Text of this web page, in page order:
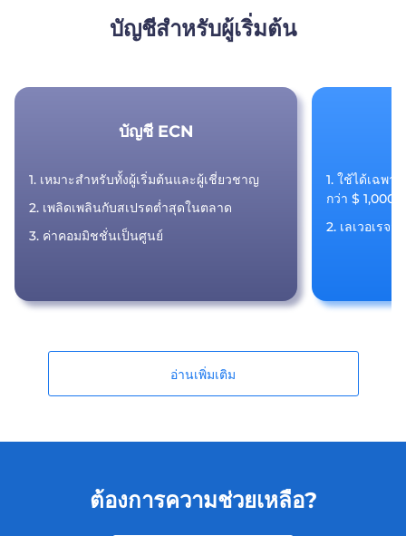
บัญชีสำหรับผู้เริ่มต้น
บัญชี ECN
1. เหมาะสำหรับทั้งผู้เริ่มต้นและผู้เชี่ยวชาญ
2. เพลิดเพลินกับสเปรดต่ำสุดในตลาด
3. ค่าคอมมิชชั่นเป็นศูนย์
1. ใช้ได้เฉพา
กว่า $ 1,000
2. เลเวอเรจสู
อ่านเพิ่มเติม
ต้องการความช่วยเหลือ?